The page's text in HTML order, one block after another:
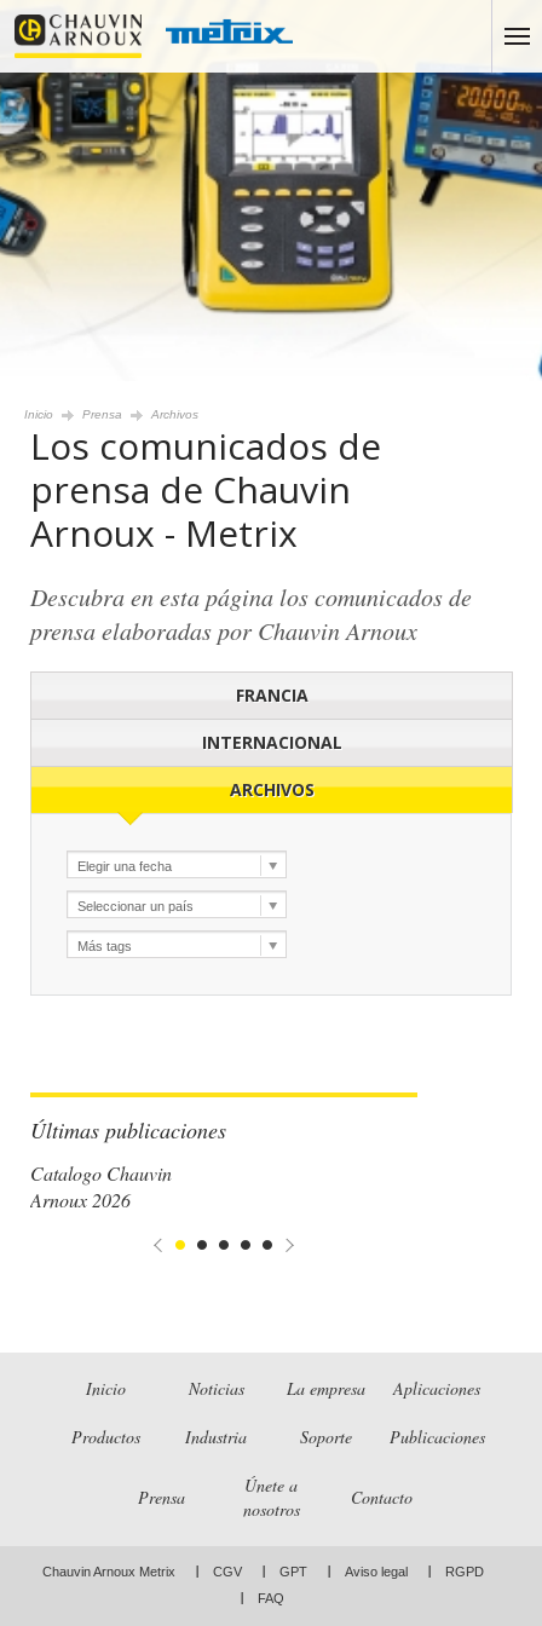
Inicio Prensa Archivos
Los comunicados de
prensa de Chauvin
Arnoux - Metrix
Descubra en esta página los comunicados de
prensa elaboradas por Chauvin Arnoux
FRANCIA
INTERNACIONAL
ARCHIVOS
Últimas publicaciones
Catalogo Chauvin
Arnoux 2026
Inicio Noticias La empresa Aplicaciones
Productos Industria Soporte Publicaciones
Prensa
Únete a
nosotros
Contacto
Chauvin Arnoux Metrix CGV GPT Aviso legal
RGPD
FAQ